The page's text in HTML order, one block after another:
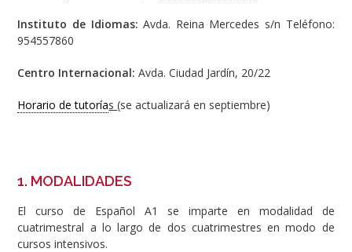
Instituto de Idiomas: Avda. Reina Mercedes s/n Teléfono:
954557860
Centro Internacional:Avda. Ciudad Jardín, 20/22
Horario de tutorías(se actualizará en septiembre)
1. MODALIDADES
El curso de Español A1 se imparte en modalidad de
cuatrimestral a lo largo de dos cuatrimestres en modo de
cursos intensivos.